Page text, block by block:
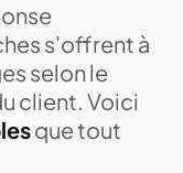
s'offrent à
selon le
client. Voici
que tout